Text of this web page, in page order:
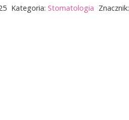
Kategoria: Stomatologia Znacznik: